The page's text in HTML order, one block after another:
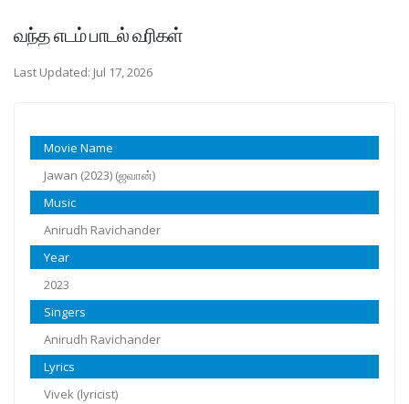
வந்த எடம் பாடல் வரிகள்
Last Updated: Jul 17, 2026
Movie Name
Jawan (2023) (ஜவான்)
Music
Anirudh Ravichander
Year
2023
Singers
Anirudh Ravichander
Lyrics
Vivek (lyricist)